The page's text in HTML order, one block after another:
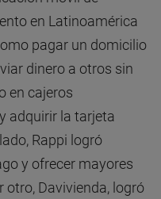
en Latinoamérica
pagar un domicilio
dinero a otros sin
en cajeros
adquirir la tarjeta
Rappi logró
y ofrecer mayores
otro, Davivienda, logró